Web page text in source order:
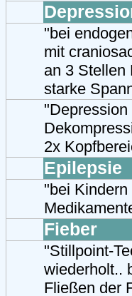
"bei
mit
an 3 Stellen
starke
2x
Epilepsie
"bei
Fieber
"Stillpoint-
wiederholt..
Fließen der